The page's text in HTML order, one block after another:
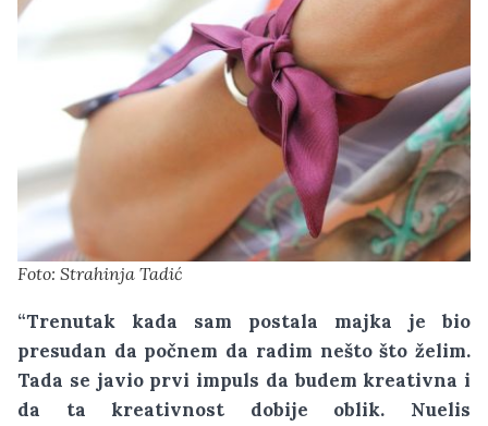
Foto: Strahinja Tadić
“Trenutak kada sam postala majka je bio
presudan da počnem da radim nešto što želim.
Tada se javio prvi impuls da budem kreativna i
da ta kreativnost dobije oblik. Nuelis